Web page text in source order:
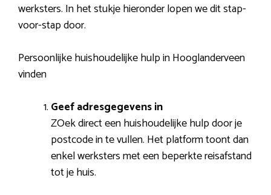
werksters. In het stukje hieronder lopen we dit stap-
voor-stap door.
Persoonlijke huishoudelijke hulp in Hooglanderveen
vinden
Geef adresgegevens in
ZOek direct een huishoudelijke hulp door je
postcode in te vullen. Het platform toont dan
enkel werksters met een beperkte reisafstand
tot je huis.